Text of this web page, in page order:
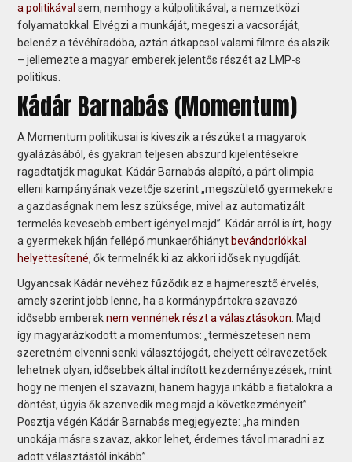
a politikával sem, nemhogy a külpolitikával, a nemzetközi
folyamatokkal. Elvégzi a munkáját, megeszi a vacsoráját,
belenéz a tévéhíradóba, aztán átkapcsol valami filmre és alszik
– jellemezte a magyar emberek jelentős részét az LMP-s
politikus.
Kádár Barnabás (Momentum)
A Momentum politikusai is kiveszik a részüket a magyarok
gyalázásából, és gyakran teljesen abszurd kijelentésekre
ragadtatják magukat. Kádár Barnabás alapító, a párt olimpia
elleni kampányának vezetője szerint „megszülető gyermekekre
a gazdaságnak nem lesz szüksége, mivel az automatizált
termelés kevesebb embert igényel majd”. Kádár arról is írt, hogy
a gyermekek híján fellépő munkaerőhiányt bevándorlókkal
helyettesítené, ők termelnék ki az akkori idősek nyugdíját.
Ugyancsak Kádár nevéhez fűződik az a hajmeresztő érvelés,
amely szerint jobb lenne, ha a kormánypártokra szavazó
idősebb embereknem vennének részt a választásokon . Majd
így magyarázkodott a momentumos: „természetesen nem
szeretném elvenni senki választójogát, ehelyett célravezetőek
lehetnek olyan, idősebbek által indított kezdeményezések, mint
hogy ne menjen el szavazni, hanem hagyja inkább a fiatalokra a
döntést, úgyis ők szenvedik meg majd a következményeit”.
Posztja végén Kádár Barnabás megjegyezte: „ha minden
unokája másra szavaz, akkor lehet, érdemes távol maradni az
adott választástól inkább”.